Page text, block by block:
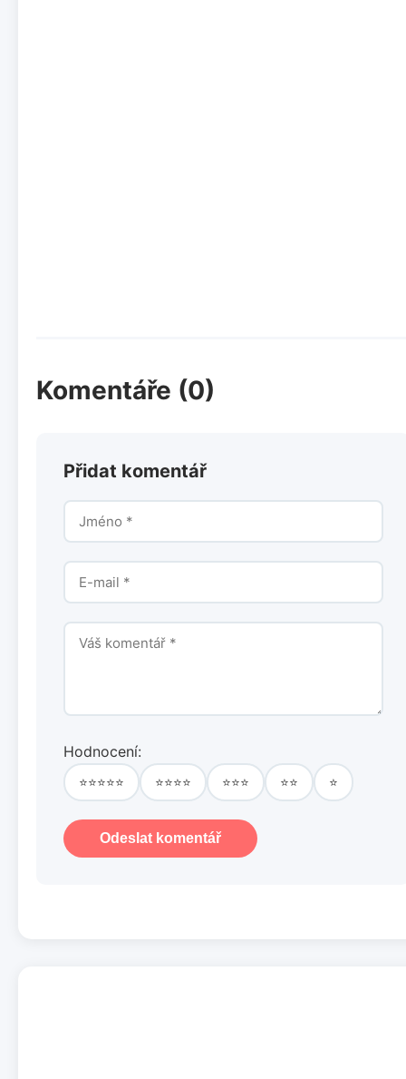
Komentáře (0)
Přidat komentář
Hodnocení:
⭐⭐⭐⭐⭐ ⭐⭐⭐⭐ ⭐⭐⭐ ⭐⭐ ⭐
Odeslat komentář